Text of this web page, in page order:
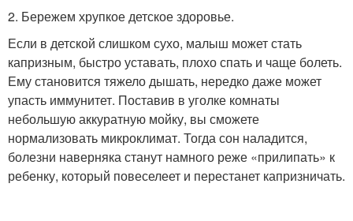
2. Бережем хрупкое детское здоровье.
Если в детской слишком сухо, малыш может стать
капризным, быстро уставать, плохо спать и чаще болеть.
Ему становится тяжело дышать, нередко даже может
упасть иммунитет. Поставив в уголке комнаты
небольшую аккуратную мойку, вы сможете
нормализовать микроклимат. Тогда сон наладится,
болезни наверняка станут намного реже «прилипать» к
ребенку, который повеселеет и перестанет капризничать.